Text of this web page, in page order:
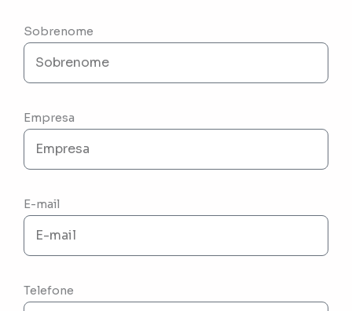
Sobrenome
Empresa
E-mail
Telefone